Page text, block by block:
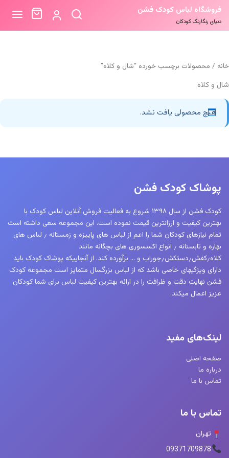
فروشگاه لباس کودک فشن
دنیای رنگارنگ کودکان
خانه / محصولات برچسب خورده “شال و کلاه”
شال و کلاه
هیچ محصولی یافت نشد.
پوشاک کودک فشن
کودک فشن از سال ۱۳۹۸ شروع به فعالیت فروش آنلاین لباس کودک با
بهترین کیفیت و ارزانترین قیمت نموده است. این مجموعه سعی داشته است
تمام نیازهای کودکان شما را اعم از لباس های پاییزه و زمستانه ٫ لباس های
بهاره و تابستانه ٫ انواع اکسسوری های بچگانه مانند
کلاه٫کفش٫دستکش٫جوراب و … برآورده کند. از آنجاییکه پوشاک کودک باید
دارای ویژگیهای خاصی باشد که از لباس بزرگسال متمایز است مجموعه کودک
فشن نهایت دقت و ظرافت را در ارائه بهترین کیفیت لباس برای شما کودکان
عزیز اعمال میکند.
لینک‌های مفید
صفحه اصلی
درباره ما
تماس با ما
تماس با ما
تهران
09371709878